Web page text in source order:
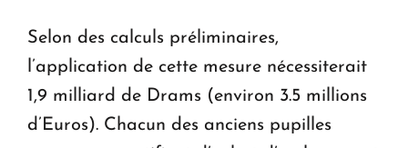
Selon des calculs préliminaires,
l’application de cette mesure nécessiterait
1,9 milliard de Drams (environ 3.5 millions
d’Euros). Chacun des anciens pupilles